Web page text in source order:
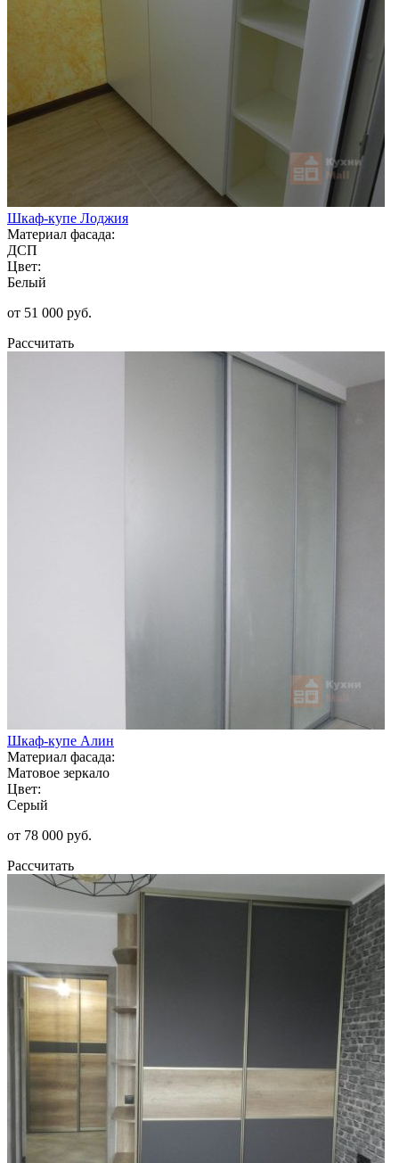
Шкаф-купе Лоджия
Материал фасада:
ДСП
Цвет:
Белый
от 51 000 руб.
Рассчитать
Шкаф-купе Алин
Материал фасада:
Матовое зеркало
Цвет:
Серый
от 78 000 руб.
Рассчитать